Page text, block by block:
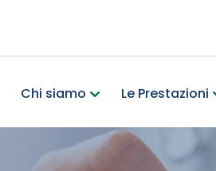
Chi siamo Le Prestazioni